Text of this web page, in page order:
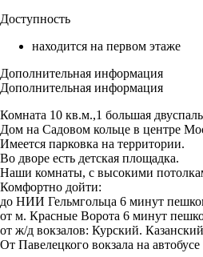
Доступность
находится на первом этаже
Дополнительная информация
Дополнительная информация
Комната 10 кв.м.,1 большая
Дом на Садовом кольце в центре
Имеется парковка на территории.
Во дворе есть детская площадка.
Наши комнаты, с высокими
Комфортно дойти:
до НИИ Гельмгольца 6 минут
от м. Красные Ворота 6 минут
от ж/д вокзалов: Курский.
От Павелецкого вокзала на